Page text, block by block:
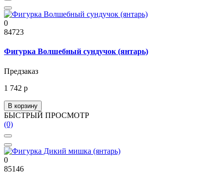
0
84723
Фигурка Волшебный сундучок (янтарь)
Предзаказ
1 742 р
В корзину
БЫСТРЫЙ ПРОСМОТР
(0)
0
85146